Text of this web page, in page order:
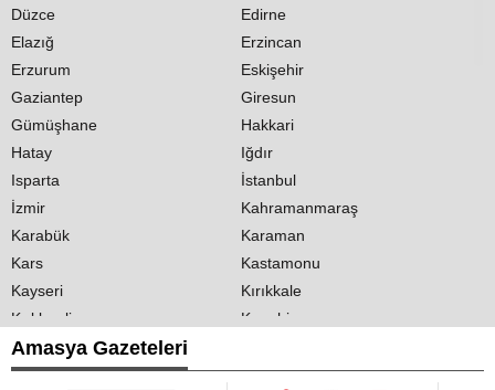
Düzce
Edirne
Elazığ
Erzincan
Erzurum
Eskişehir
Gaziantep
Giresun
Gümüşhane
Hakkari
Hatay
Iğdır
Isparta
İstanbul
İzmir
Kahramanmaraş
Karabük
Karaman
Kars
Kastamonu
Kayseri
Kırıkkale
Kırklareli
Kırşehir
Kilis
Konya
Kütahya
Amasya Gazeteleri